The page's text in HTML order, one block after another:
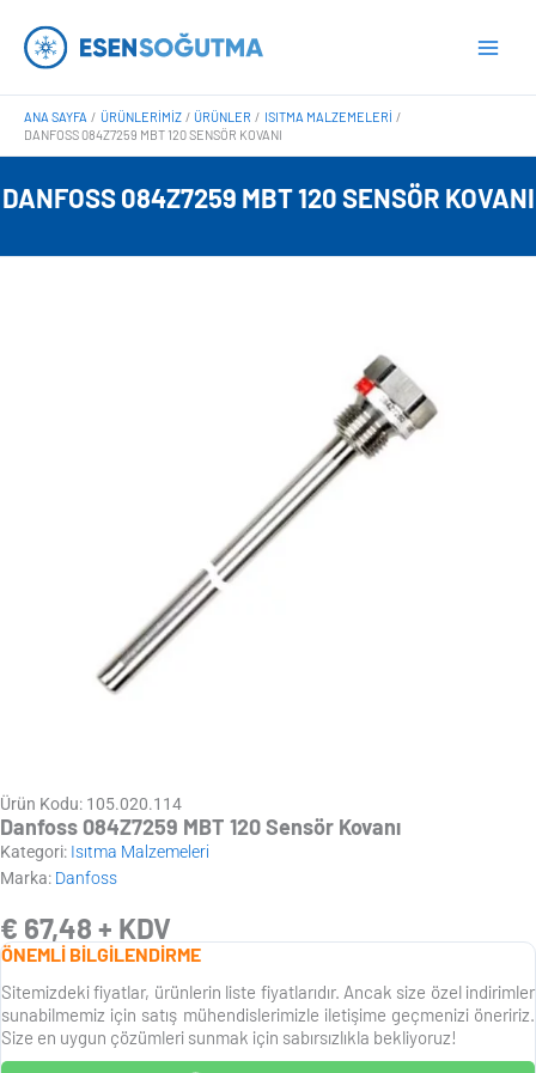
atla
ANA SAYFA ÜRÜNLERIMIZ ÜRÜNLER
ISITMA MALZEMELERI
DANFOSS 084Z7259 MBT 120 SENSÖR KOVANI
DANFOSS 084Z7259 MBT 120 SENSÖR KOVANI
Ürün Kodu: 105.020.114
Danfoss 084Z7259 MBT 120 Sensör Kovanı
Kategori: Isıtma Malzemeleri
Marka: Danfoss
€ 67,48 + KDV
ÖNEMLİ BİLGİLENDİRME
Sitemizdeki fiyatlar, ürünlerin liste fiyatlarıdır. Ancak size özel indirimler
sunabilmemiz için satış mühendislerimizle iletişime geçmenizi öneririz.
Size en uygun çözümleri sunmak için sabırsızlıkla bekliyoruz!